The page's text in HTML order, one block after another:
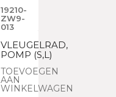
19210-
ZW9-
013
VLEUGELRAD,
POMP (S,L)
TOEVOEGEN
AAN
WINKELWAGEN